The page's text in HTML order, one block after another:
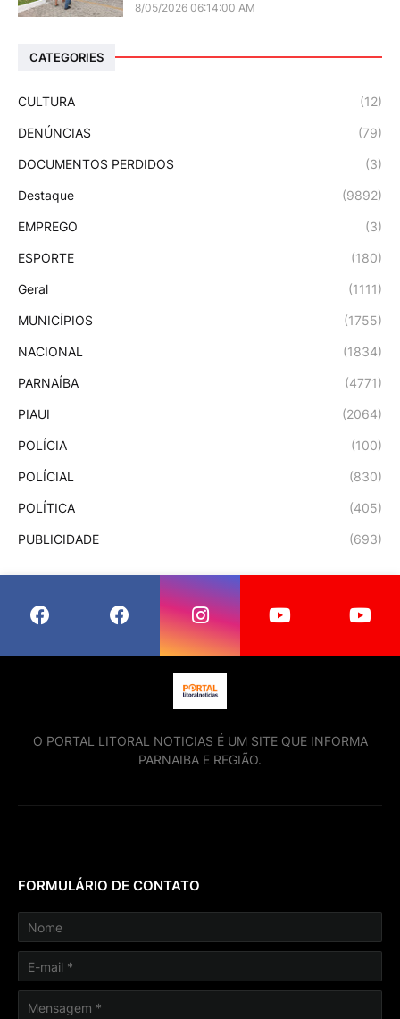
8/05/2026 06:14:00 AM
CATEGORIES
CULTURA (12)
DENÚNCIAS (79)
DOCUMENTOS PERDIDOS (3)
Destaque (9892)
EMPREGO (3)
ESPORTE (180)
Geral (1111)
MUNICÍPIOS (1755)
NACIONAL (1834)
PARNAÍBA (4771)
PIAUI (2064)
POLÍCIA (100)
POLÍCIAL (830)
POLÍTICA (405)
PUBLICIDADE (693)
O PORTAL LITORAL NOTICIAS É UM SITE QUE INFORMA
PARNAIBA E REGIÃO.
FORMULÁRIO DE CONTATO